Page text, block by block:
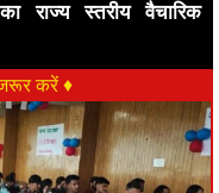
राज्य स्तरीय वैचारिक
करें ♦